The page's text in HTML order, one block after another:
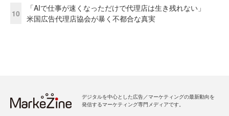
10
「AIで仕事が速くなっただけで代理店は生き残れない」
米国広告代理店協会が暴く不都合な真実
デジタルを中心とした広告／マーケティングの最新動向を
発信するマーケティング専門メディアです。